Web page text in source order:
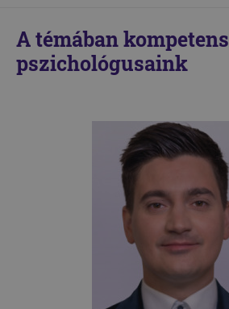
A témában kompetens
pszichológusaink